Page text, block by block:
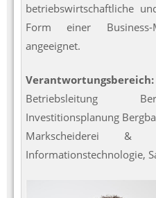
betriebswirtschaftliche
Form einer Business-
angeeignet.
Verantwortungsbereich:
Betriebsleitung
Investitionsplanung
Markscheiderei &
Informationstechnologie,